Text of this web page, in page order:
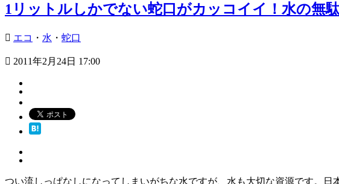
1リットルしかでない蛇口がカッコイイ！水の無
エコ ・ 水 ・ 蛇口
2011年2月24日 17:00
つい流しっぱなしになってしまいがちな水ですが、水も大切な資源です。